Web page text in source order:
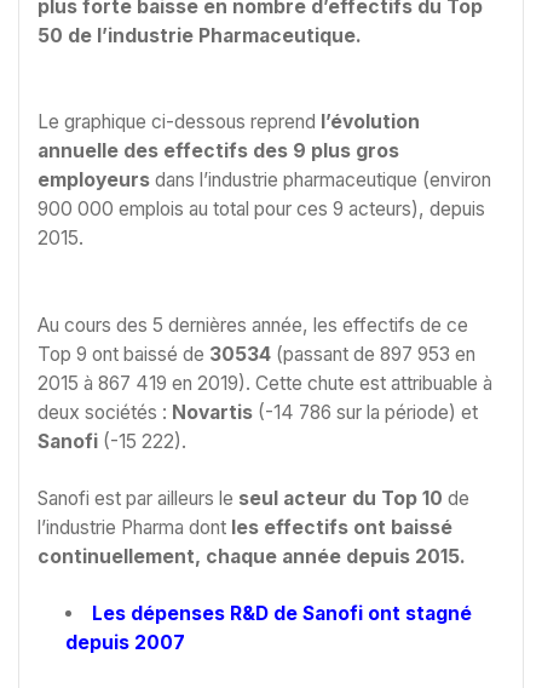
plus forte baisse en nombre d’effectifs du Top
50 de l’industrie Pharmaceutique.
Le graphique ci-dessous reprend l’évolution
annuelle des effectifs des 9 plus gros
employeurs dans l’industrie pharmaceutique (environ
900 000 emplois au total pour ces 9 acteurs), depuis
2015.
Au cours des 5 dernières année, les effectifs de ce
Top 9 ont baissé de 30534 (passant de 897 953 en
2015 à 867 419 en 2019). Cette chute est attribuable à
deux sociétés : Novartis (-14 786 sur la période) et
Sanofi (-15 222).
Sanofi est par ailleurs le seul acteur du Top 10 de
l’industrie Pharma dont les effectifs ont baissé
continuellement, chaque année depuis 2015.
Les dépenses R&D de Sanofi ont stagné
depuis 2007